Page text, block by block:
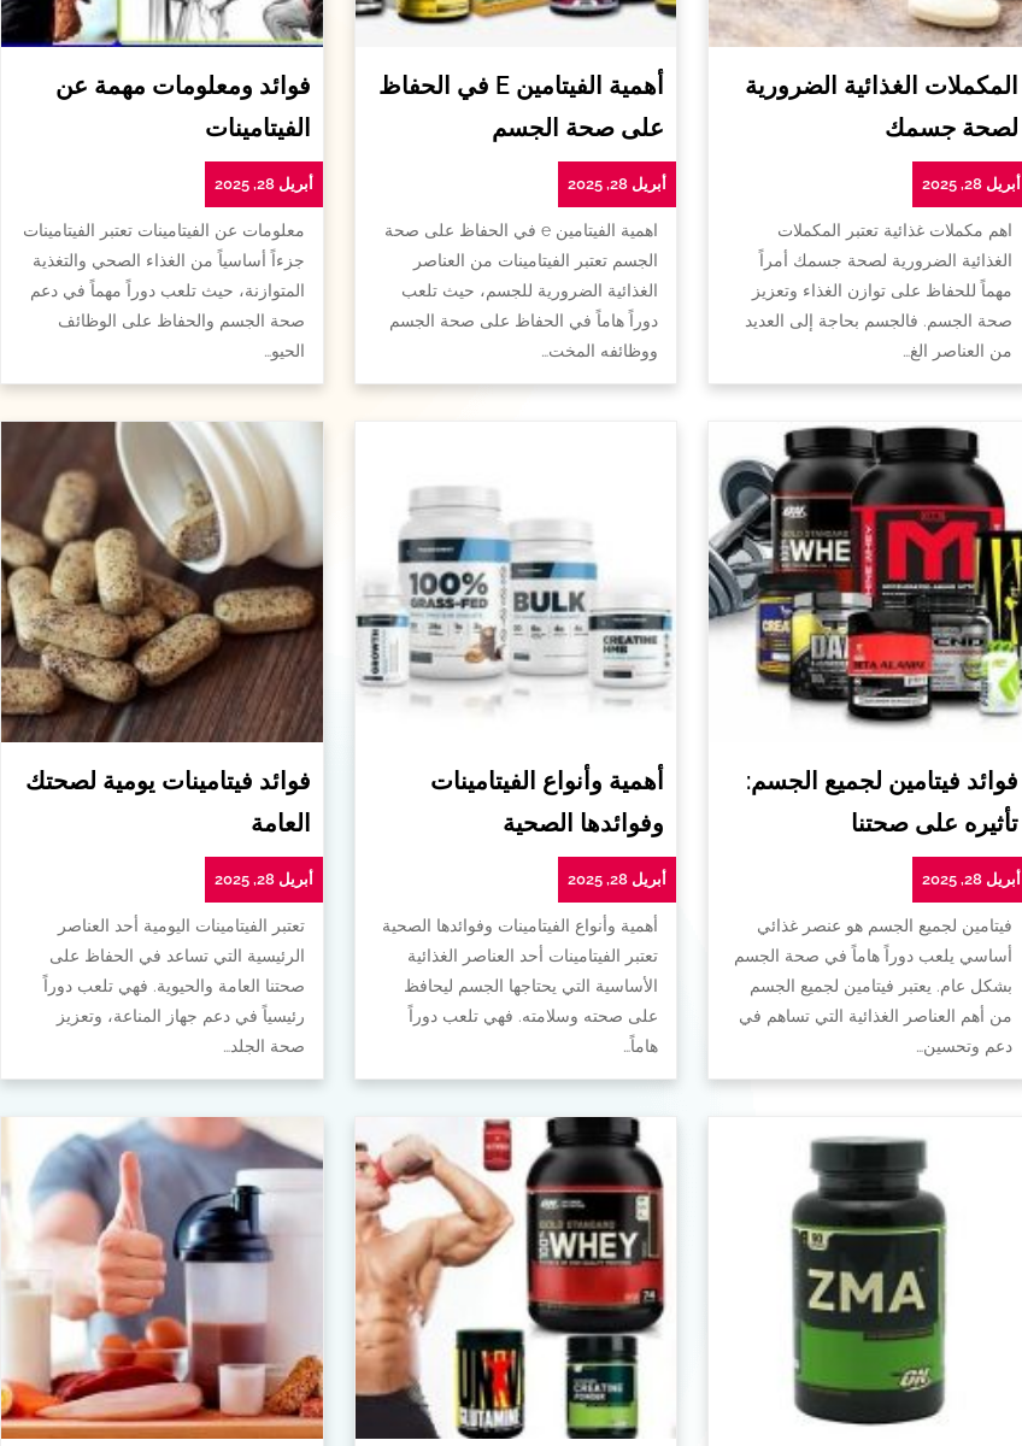
المكملات الغذائية الضرورية
لصحة جسمك
أبريل 28, 2025
اهم مكملات غذائية تعتبر المكملات
الغذائية الضرورية لصحة جسمك أمراً
مهماً للحفاظ على توازن الغذاء وتعزيز
صحة الجسم. فالجسم بحاجة إلى العديد
من العناصر الغ…
أهمية الفيتامين E في الحفاظ
على صحة الجسم
أبريل 28, 2025
اهمية الفيتامين e في الحفاظ على صحة
الجسم تعتبر الفيتامينات من العناصر
الغذائية الضرورية للجسم، حيث تلعب
دوراً هاماً في الحفاظ على صحة الجسم
ووظائفه المخت…
فوائد ومعلومات مهمة عن
الفيتامينات
أبريل 28, 2025
معلومات عن الفيتامينات تعتبر الفيتامينات
جزءاً أساسياً من الغذاء الصحي والتغذية
المتوازنة، حيث تلعب دوراً مهماً في دعم
صحة الجسم والحفاظ على الوظائف
الحيو…
فوائد فيتامين لجميع الجسم:
تأثيره على صحتنا
أبريل 28, 2025
فيتامين لجميع الجسم هو عنصر غذائي
أساسي يلعب دوراً هاماً في صحة الجسم
بشكل عام. يعتبر فيتامين لجميع الجسم
من أهم العناصر الغذائية التي تساهم في
دعم وتحسين…
أهمية وأنواع الفيتامينات
وفوائدها الصحية
أبريل 28, 2025
أهمية وأنواع الفيتامينات وفوائدها الصحية
تعتبر الفيتامينات أحد العناصر الغذائية
الأساسية التي يحتاجها الجسم ليحافظ
على صحته وسلامته. فهي تلعب دوراً
هاماً…
فوائد فيتامينات يومية لصحتك
العامة
أبريل 28, 2025
تعتبر الفيتامينات اليومية أحد العناصر
الرئيسية التي تساعد في الحفاظ على
صحتنا العامة والحيوية. فهي تلعب دوراً
رئيسياً في دعم جهاز المناعة، وتعزيز
صحة الجلد…